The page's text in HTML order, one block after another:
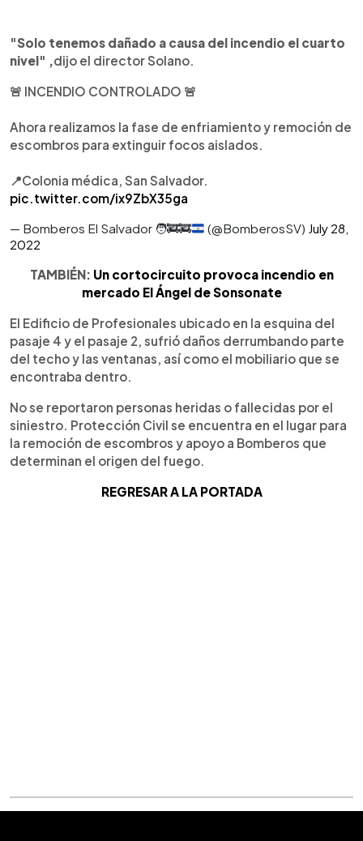
"Solo tenemos dañado a causa del incendio el cuarto
nivel" ,dijo el director Solano.
🚨 INCENDIO CONTROLADO 🚨
Ahora realizamos la fase de enfriamiento y remoción de
escombros para extinguir focos aislados.
📍Colonia médica, San Salvador.
pic.twitter.com/ix9ZbX35ga
— Bomberos El Salvador 🧑‍🚒🚒 (@BomberosSV) July 28,
2022
TAMBIÉN: Un cortocircuito provoca incendio en
mercado El Ángel de Sonsonate
El Edificio de Profesionales ubicado en la esquina del
pasaje 4 y el pasaje 2, sufrió daños derrumbando parte
del techo y las ventanas, así como el mobiliario que se
encontraba dentro.
No se reportaron personas heridas o fallecidas por el
siniestro. Protección Civil se encuentra en el lugar para
la remoción de escombros y apoyo a Bomberos que
determinan el origen del fuego.
REGRESAR A LA PORTADA